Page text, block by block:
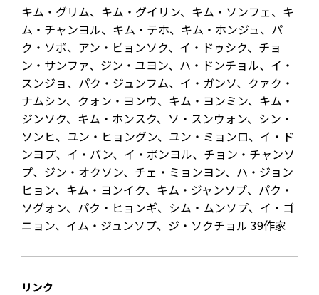
キム・グリム、キム・グイリン、キム・ソンフェ、キ
ム・チャンヨル、キム・テホ、キム・ホンジュ、パ
ク・ソボ、アン・ビョンソク、イ・ドゥシク、チョ
ン・サンファ、ジン・ユヨン、ハ・ドンチョル、イ・
スンジョ、パク・ジュンフム、イ・ガンソ、クァク・
ナムシン、クォン・ヨンウ、キム・ヨンミン、キム・
ジンソク、キム・ホンスク、ソ・スンウォン、シン・
ソンヒ、ユン・ヒョングン、ユン・ミョンロ、イ・ド
ンヨプ、イ・バン、イ・ボンヨル、チョン・チャンソ
プ、ジン・オクソン、チェ・ミョンヨン、ハ・ジョン
ヒョン、キム・ヨンイク、キム・ジャンソプ、パク・
ソグォン、パク・ヒョンギ、シム・ムンソプ、イ・ゴ
ニョン、イム・ジュンソプ、ジ・ソクチョル 39作家
リンク